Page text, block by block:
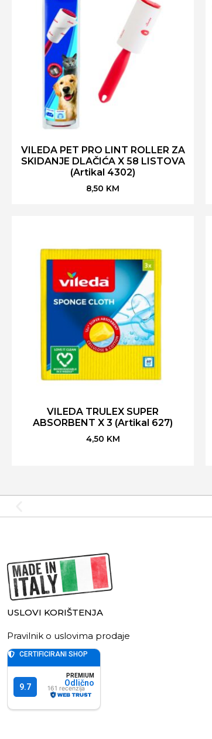
VILEDA PET PRO LINT ROLLER ZA
SKIDANJE DLAČIĆA X 58 LISTOVA
(Artikal 4302)
8,50 KM
VILEDA TRULEX SUPER
ABSORBENT X 3 (Artikal 627)
4,50 KM
USLOVI KORIŠTENJA
Pravilnik o uslovima prodaje